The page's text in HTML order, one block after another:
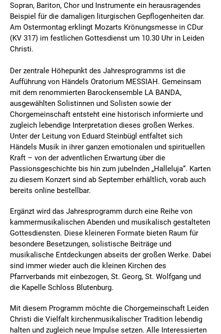
Sopran, Bariton, Chor und Instrumente ein herausragendes
Beispiel für die damaligen liturgischen Gepflogenheiten dar.
Am Ostermontag erklingt Mozarts Krönungsmesse in CDur
(KV 317) im festlichen Gottesdienst um 10.30 Uhr in Leiden
Christi.
Der zentrale Höhepunkt des Jahresprogramms ist die
Aufführung von Händels Oratorium MESSIAH. Gemeinsam
mit dem renommierten Barockensemble LA BANDA,
ausgewählten Solistinnen und Solisten sowie der
Chorgemeinschaft entsteht eine historisch informierte und
zugleich lebendige Interpretation dieses großen Werkes.
Unter der Leitung von Eduard Steinbügl entfaltet sich
Händels Musik in ihrer ganzen emotionalen und spirituellen
Kraft – von der adventlichen Erwartung über die
Passionsgeschichte bis hin zum jubelnden „Halleluja“. Karten
zu diesem Konzert sind ab September erhältlich, vorab auch
bereits online bestellbar.
Ergänzt wird das Jahresprogramm durch eine Reihe von
kammermusikalischen Abenden und musikalisch gestalteten
Gottesdiensten. Diese kleineren Formate bieten Raum für
besondere Besetzungen, solistische Beiträge und
musikalische Entdeckungen abseits der großen Werke. Dabei
sind immer wieder auch die kleinen Kirchen des
Pfarrverbands mit einbezogen, St. Georg, St. Wolfgang und
die Kapelle Schloss Blutenburg.
Mit diesem Programm möchte die Chorgemeinschaft Leiden
Christi die Vielfalt kirchenmusikalischer Tradition lebendig
halten und zugleich neue Impulse setzen. Alle Interessierten